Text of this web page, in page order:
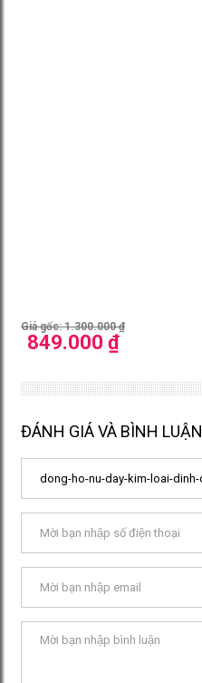
Giá gốc: 1.300.000 ₫
849.000 ₫
ĐÁNH GIÁ VÀ BÌNH LUẬN